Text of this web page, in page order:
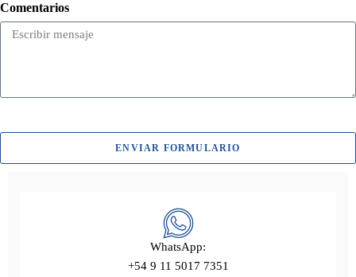
Comentarios
ENVIAR FORMULARIO
WhatsApp:
+54 9 11 5017 7351